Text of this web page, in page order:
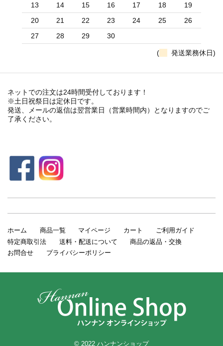
13
14 15 16 17 18
19
20
21 22 23 24 25
26
27
28 29 30
( 発送業務休日)
ネットでの注文は24時間受付しております！
※土日祝祭日は定休日です。
発送、メールの返信は翌営業日（営業時間内）となりますのでご
了承ください。
ホーム 商品一覧 マイページ カート
ご利用ガイド
特定商取引法
送料・配送について
商品の返品・交換
お問合せ
プライバシーポリシー
© 2022 ハンナンショップ